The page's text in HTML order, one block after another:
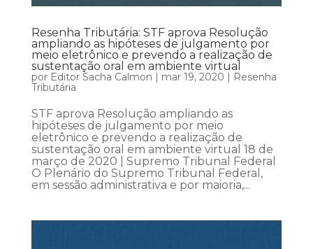
Resenha Tributária: STF aprova Resolução
ampliando as hipóteses de julgamento por
meio eletrônico e prevendo a realização de
sustentação oral em ambiente virtual
por Editor Sacha Calmon | mar 19, 2020 | Resenha
Tributária
STF aprova Resolução ampliando as
hipóteses de julgamento por meio
eletrônico e prevendo a realização de
sustentação oral em ambiente virtual 18 de
março de 2020 | Supremo Tribunal Federal
O Plenário do Supremo Tribunal Federal,
em sessão administrativa e por maioria,...